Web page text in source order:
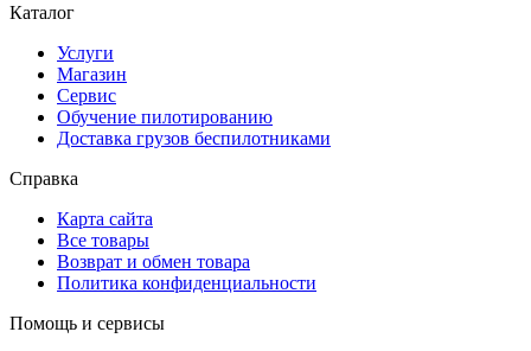
Каталог
Услуги
Магазин
Сервис
Обучение пилотированию
Доставка грузов беспилотниками
Справка
Карта сайта
Все товары
Возврат и обмен товара
Политика конфиденциальности
Помощь и сервисы